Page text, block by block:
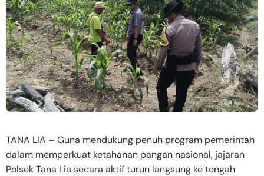
TANA LIA – Guna mendukung penuh program pemerintah
dalam memperkuat ketahanan pangan nasional, jajaran
Polsek Tana Lia secara aktif turun langsung ke tengah